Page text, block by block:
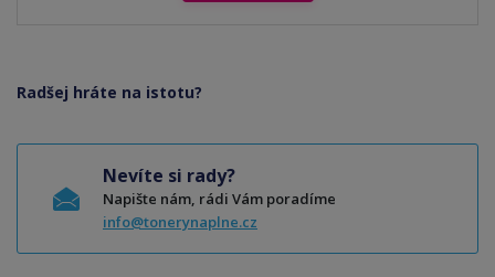
Radšej hráte na istotu?
Nevíte si rady?
Napište nám, rádi Vám poradíme
info@tonerynaplne.cz